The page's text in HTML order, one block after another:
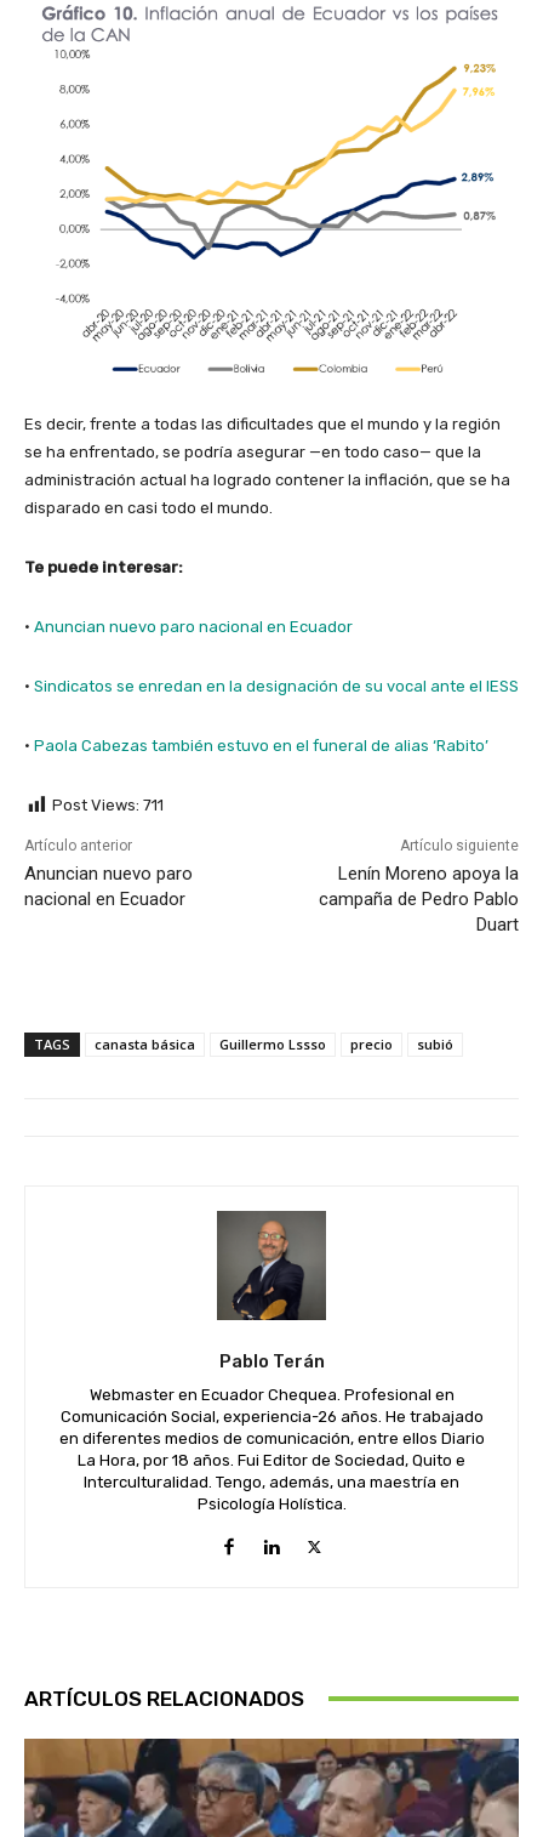
Es decir, frente a todas las dificultades que el mundo y la región
se ha enfrentado, se podría asegurar —en todo caso— que la
administración actual ha logrado contener la inflación, que se ha
disparado en casi todo el mundo.
Te puede interesar:
· Anuncian nuevo paro nacional en Ecuador
· Sindicatos se enredan en la designación de su vocal ante el IESS
· Paola Cabezas también estuvo en el funeral de alias ‘Rabito’
Post Views: 711
Artículo anterior
Anuncian nuevo paro
nacional en Ecuador
Artículo siguiente
Lenín Moreno apoya la
campaña de Pedro Pablo
Duart
TAGS canasta básica Guillermo Lssso precio subió
Pablo Terán
Webmaster en Ecuador Chequea. Profesional en
Comunicación Social, experiencia-26 años. He trabajado
en diferentes medios de comunicación, entre ellos Diario
La Hora, por 18 años. Fui Editor de Sociedad, Quito e
Interculturalidad. Tengo, además, una maestría en
Psicología Holística.
ARTÍCULOS RELACIONADOS